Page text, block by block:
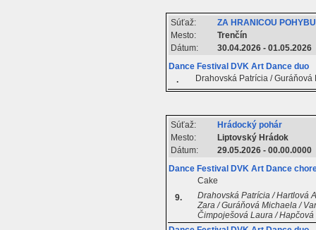
Súťaž:
ZA HRANICOU
Mesto:
Trenčín
Dátum:
30.04.2026 - 01.05.2026
Dance Festival DVK Art Dance duo
.
Drahovská Patrícia / Guráňová
Súťaž:
Hrádocký pohár
Mesto:
Liptovský Hrádok
Dátum:
29.05.2026 - 00.00.0000
Dance Festival DVK Art Dance
9.
Cake
Drahovská Patrícia / Hartlová
Zara / Guráňová Michaela /
Čimpoješová Laura /